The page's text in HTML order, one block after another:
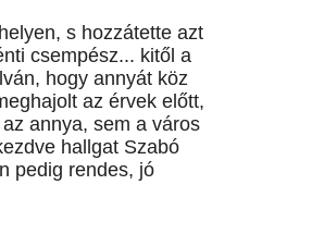
s hozzátette azt
csempész... kitől a
hogy annyát köz
az érvek előtt,
annya, sem a város
hallgat Szabó
pedig rendes, jó